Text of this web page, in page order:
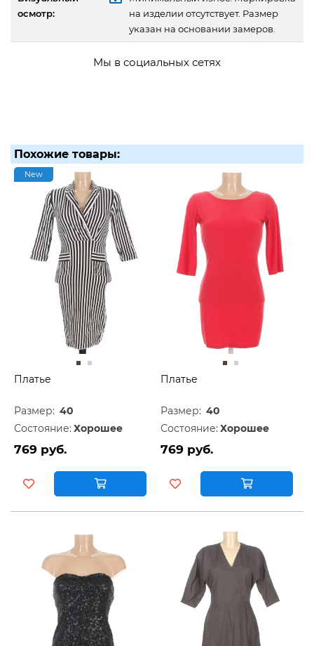
осмотр:
на изделии отсутствует. Размер
указан на основании замеров.
Мы в социальных сетях
Похожие товары:
New
Платье
Размер: 40
Состояние: Хорошее
769 руб.
Платье
Размер: 40
Состояние: Хорошее
769 руб.